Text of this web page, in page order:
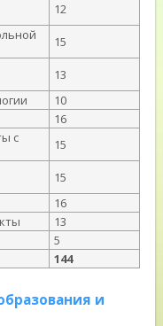
12
15
13
10
16
с
15
15
16
13
5
144
и